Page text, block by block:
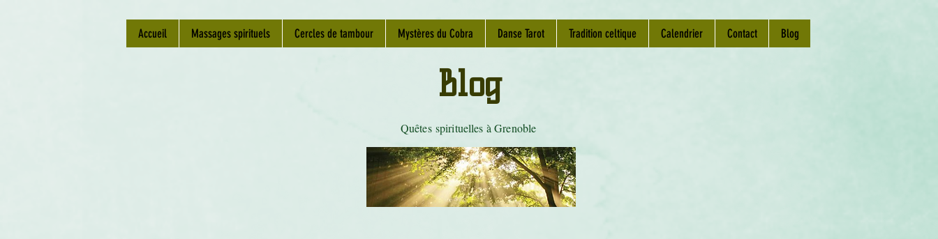
Accueil Massages spirituels Cercles de tambour Mystères du Cobra Danse Tarot Tradition celtique Calendrier Contact Blog
Quêtes spirituelles à Grenoble
Blog